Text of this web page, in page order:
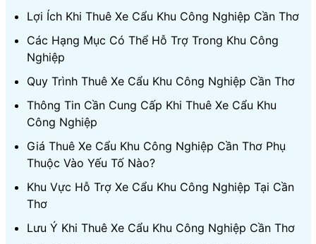
Lợi Ích Khi Thuê Xe Cẩu Khu Công Nghiệp Cần Thơ
Các Hạng Mục Có Thể Hỗ Trợ Trong Khu Công
Nghiệp
Quy Trình Thuê Xe Cẩu Khu Công Nghiệp Cần Thơ
Thông Tin Cần Cung Cấp Khi Thuê Xe Cẩu Khu
Công Nghiệp
Giá Thuê Xe Cẩu Khu Công Nghiệp Cần Thơ Phụ
Thuộc Vào Yếu Tố Nào?
Khu Vực Hỗ Trợ Xe Cẩu Khu Công Nghiệp Tại Cần
Thơ
Lưu Ý Khi Thuê Xe Cẩu Khu Công Nghiệp Cần Thơ